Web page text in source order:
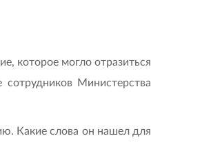
которое могло отразиться
Министерства
Какие слова он нашел для